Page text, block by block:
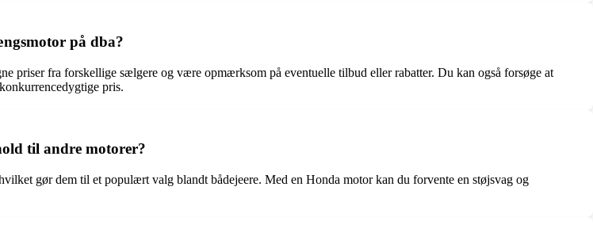
på dba?
priser fra forskellige sælgere og være opmærksom på eventuelle tilbud eller rabatter. Du kan også forsøge at
pris.
til andre motorer?
gør dem til et populært valg blandt bådejeere. Med en Honda motor kan du forvente en støjsvag og